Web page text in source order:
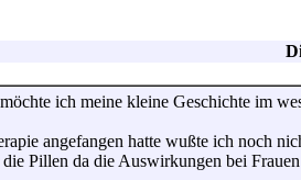
ich meine kleine Geschichte im
angefangen hatte wußte ich noch
Pillen da die Auswirkungen bei